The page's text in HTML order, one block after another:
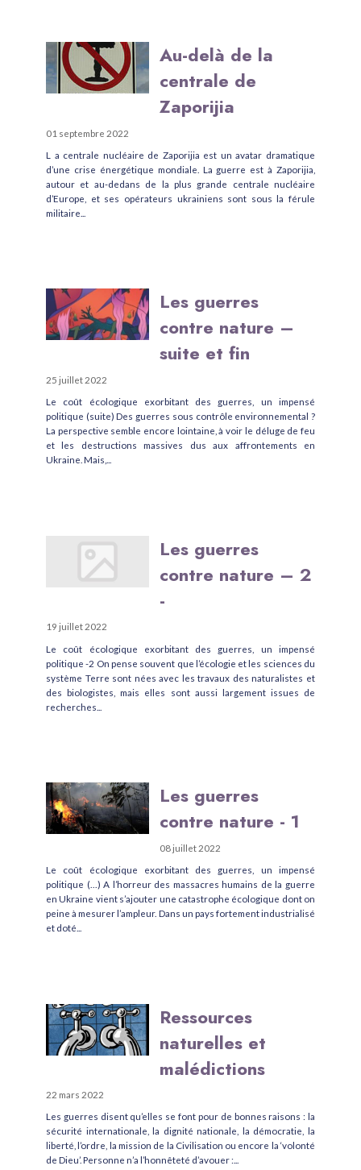
Au-delà de la
centrale de
Zaporijia
01 septembre 2022
L a centrale nucléaire de Zaporijia est un avatar dramatique
d’une crise énergétique mondiale. La guerre est à Zaporijia,
autour et au-dedans de la plus grande centrale nucléaire
d’Europe, et ses opérateurs ukrainiens sont sous la férule
militaire...
Les guerres
contre nature –
suite et fin
25 juillet 2022
Le coût écologique exorbitant des guerres, un impensé
politique (suite) Des guerres sous contrôle environnemental ?
La perspective semble encore lointaine, à voir le déluge de feu
et les destructions massives dus aux affrontements en
Ukraine. Mais,...
Les guerres
contre nature – 2
-
19 juillet 2022
Le coût écologique exorbitant des guerres, un impensé
politique -2 On pense souvent que l’écologie et les sciences du
système Terre sont nées avec les travaux des naturalistes et
des biologistes, mais elles sont aussi largement issues de
recherches...
Les guerres
contre nature - 1
08 juillet 2022
Le coût écologique exorbitant des guerres, un impensé
politique (…) A l’horreur des massacres humains de la guerre
en Ukraine vient s’ajouter une catastrophe écologique dont on
peine à mesurer l’ampleur. Dans un pays fortement industrialisé
et doté...
Ressources
naturelles et
malédictions
22 mars 2022
Les guerres disent qu’elles se font pour de bonnes raisons : la
sécurité internationale, la dignité nationale, la démocratie, la
liberté, l’ordre, la mission de la Civilisation ou encore la ‘volonté
de Dieu’. Personne n’a l’honnêteté d’avouer :...